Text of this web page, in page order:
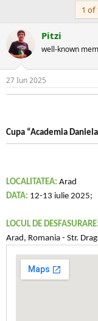
1 of
Pitzi
well-known
27 Iun 2025
Cupa “Academia
LOCALITATEA: Arad
DATA: 12-13 iulie 2025;
LOCUL DE DESFASURARE:
Arad, Romania - Str.